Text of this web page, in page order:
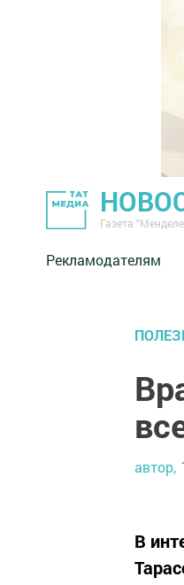
Газета
Рекламодателям
автор,
В